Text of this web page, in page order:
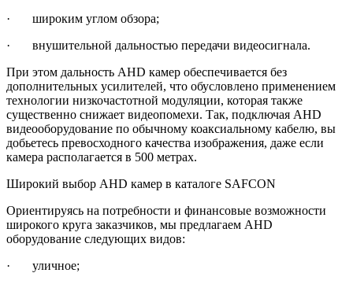
· широким углом обзора;
· внушительной дальностью передачи видеосигнала.
При этом дальность AHD камер обеспечивается без
дополнительных усилителей, что обусловлено применением
технологии низкочастотной модуляции, которая также
существенно снижает видеопомехи. Так, подключая AHD
видеооборудование по обычному коаксиальному кабелю, вы
добьетесь превосходного качества изображения, даже если
камера располагается в 500 метрах.
Широкий выбор AHD камер в каталоге SAFCON
Ориентируясь на потребности и финансовые возможности
широкого круга заказчиков, мы предлагаем AHD
оборудование следующих видов:
· уличное;